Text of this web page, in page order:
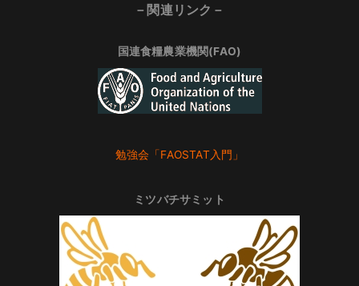
－関連リンク－
国連食糧農業機関(FAO)
勉強会「FAOSTAT入門」
ミツバチサミット